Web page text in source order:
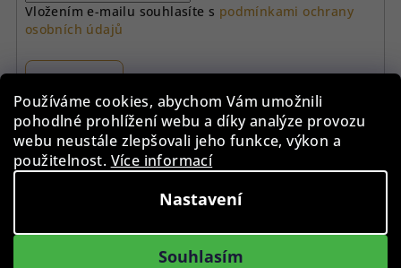
Používáme cookies, abychom Vám umožnili
pohodlné prohlížení webu a díky analýze provozu
webu neustále zlepšovali jeho funkce, výkon a
použitelnost. Více informací
Nastavení
Souhlasím
Vložením e-mailu souhlasíte s podmínkami ochrany
osobních údajů
á
pInstagram